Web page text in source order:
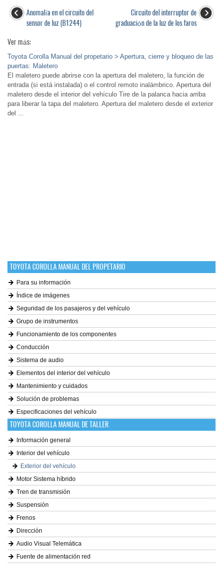
Anomalía en el circuito del
sensor de luz (B1244)
Circuito del interruptor de
graduación de la luz de los faros
Ver más:
Toyota Corolla Manual del propetario > Apertura, cierre y bloqueo de las
puertas: Maletero
El maletero puede abrirse con la apertura del maletero, la función de
entrada (si está instalada) o el control remoto inalámbrico. Apertura del
maletero desde el interior del vehículo Tire de la palanca hacia arriba
para liberar la tapa del maletero. Apertura del maletero desde el exterior
del ...
TOYOTA COROLLA MANUAL DEL PROPETARIO
Para su información
Índice de imágenes
Seguridad de los pasajeros y del vehículo
Grupo de instrumentos
Funcionamiento de los componentes
Conducción
Sistema de audio
Elementos del interior del vehículo
Mantenimiento y cuidados
Solución de problemas
Especificaciones del vehículo
TOYOTA COROLLA MANUAL DE TALLER
Información general
Interior del vehículo
Exterior del vehículo
Motor Sistema híbrido
Tren de transmisión
Suspensión
Frenos
Dirección
Audio Visual Telemática
Fuente de alimentación red